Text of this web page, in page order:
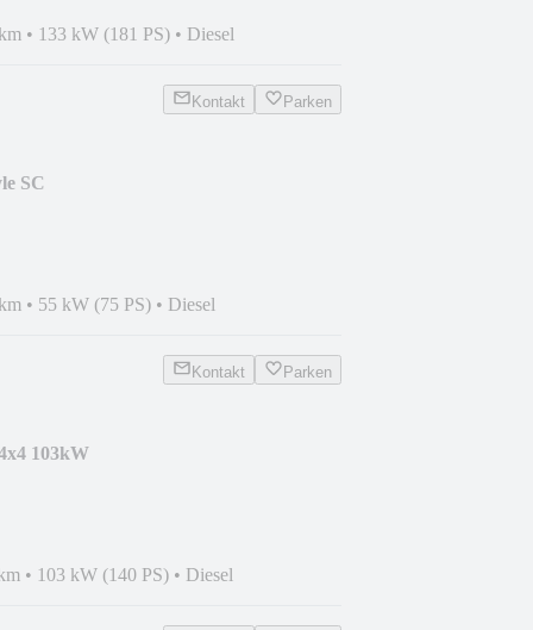
• 133 kW (181 PS) • Diesel
Kontakt Parken
SC
• 55 kW (75 PS) • Diesel
Kontakt Parken
103kW
• 103 kW (140 PS) • Diesel